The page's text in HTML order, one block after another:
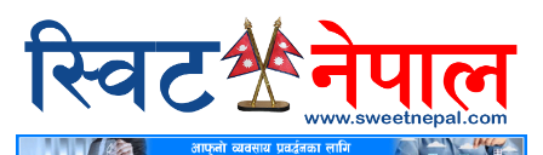
समाचार
स्थानीय